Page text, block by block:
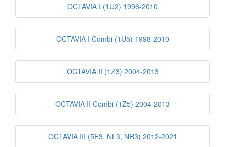
OCTAVIA I (1U2) 1996-2010
OCTAVIA I Combi (1U5) 1998-2010
OCTAVIA II (1Z3) 2004-2013
OCTAVIA II Combi (1Z5) 2004-2013
OCTAVIA III (5E3, NL3, NR3) 2012-2021